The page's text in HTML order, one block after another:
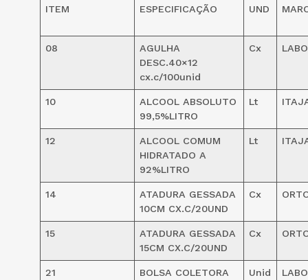
ITEM ESPECIFICAÇÃO UND
08
AGULHA
DESC.40×12
cx.c/100unid
Cx
10
ALCOOL ABSOLUTO
99,5%LITRO
Lt
12
ALCOOL COMUM
HIDRATADO A
92%LITRO
Lt
14
ATADURA GESSADA
10CM CX.C/20UND
Cx
15
ATADURA GESSADA
15CM CX.C/20UND
Cx
21
BOLSA COLETORA
Unid